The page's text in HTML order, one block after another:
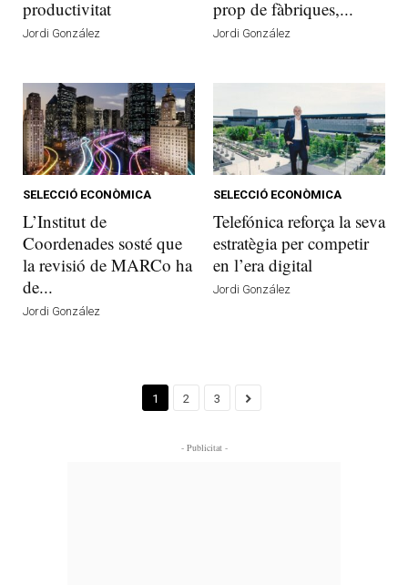
productivitat
Jordi González
prop de fàbriques,...
Jordi González
SELECCIÓ ECONÒMICA
L’Institut de
Coordenades sosté que
la revisió de MARCo ha
de...
Jordi González
SELECCIÓ ECONÒMICA
Telefónica reforça la seva
estratègia per competir
en l’era digital
Jordi González
1 2 3
- Publicitat -